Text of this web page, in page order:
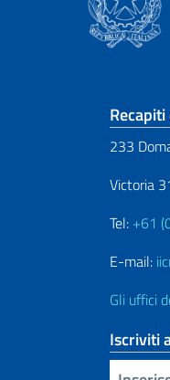
233
Victoria
Tel: +61
E-mail:
Gli uffici
Iscriviti